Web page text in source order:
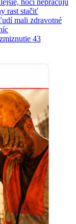
rast stačiť
mali zdravotné
43